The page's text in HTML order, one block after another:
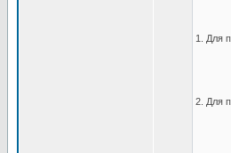
1. Для
2. Для